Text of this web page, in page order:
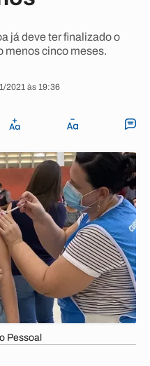
já deve ter finalizado o
menos cinco meses.
2021 às 19:36
Pessoal